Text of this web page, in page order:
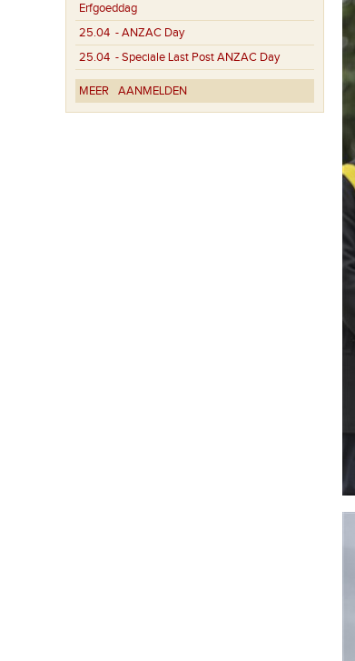
Erfgoeddag
25.04 - ANZAC Day
25.04 - Speciale Last Post ANZAC Day
MEER AANMELDEN